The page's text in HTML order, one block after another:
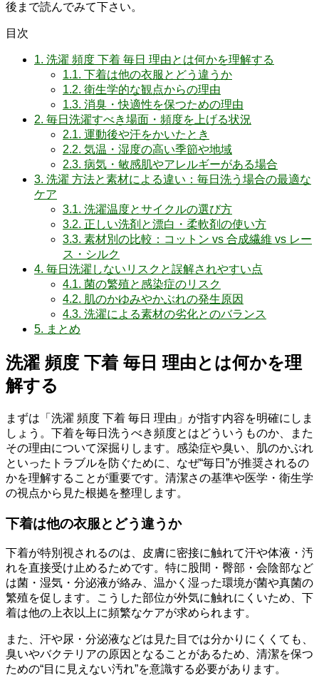
後まで読んでみて下さい。
目次
1. 洗濯 頻度 下着 毎日 理由とは何かを理解する
1.1. 下着は他の衣服とどう違うか
1.2. 衛生学的な観点からの理由
1.3. 消臭・快適性を保つための理由
2. 毎日洗濯すべき場面・頻度を上げる状況
2.1. 運動後や汗をかいたとき
2.2. 気温・湿度の高い季節や地域
2.3. 病気・敏感肌やアレルギーがある場合
3. 洗濯 方法と素材による違い：毎日洗う場合の最適な
ケア
3.1. 洗濯温度とサイクルの選び方
3.2. 正しい洗剤と漂白・柔軟剤の使い方
3.3. 素材別の比較：コットン vs 合成繊維 vs レー
ス・シルク
4. 毎日洗濯しないリスクと誤解されやすい点
4.1. 菌の繁殖と感染症のリスク
4.2. 肌のかゆみやかぶれの発生原因
4.3. 洗濯による素材の劣化とのバランス
5. まとめ
洗濯 頻度 下着 毎日 理由とは何かを理
解する
まずは「洗濯 頻度 下着 毎日 理由」が指す内容を明確にしま
しょう。下着を毎日洗うべき頻度とはどういうものか、また
その理由について深掘りします。感染症や臭い、肌のかぶれ
といったトラブルを防ぐために、なぜ“毎日”が推奨されるの
かを理解することが重要です。清潔さの基準や医学・衛生学
の視点から見た根拠を整理します。
下着は他の衣服とどう違うか
下着が特別視されるのは、皮膚に密接に触れて汗や体液・汚
れを直接受け止めるためです。特に股間・臀部・会陰部など
は菌・湿気・分泌液が絡み、温かく湿った環境が菌や真菌の
繁殖を促します。こうした部位が外気に触れにくいため、下
着は他の上衣以上に頻繁なケアが求められます。
また、汗や尿・分泌液などは見た目では分かりにくくても、
臭いやバクテリアの原因となることがあるため、清潔を保つ
ための“目に見えない汚れ”を意識する必要があります。